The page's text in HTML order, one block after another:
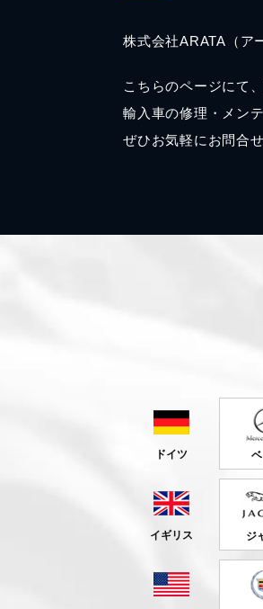
株式会社ARATA（ア
こちらのページにて
輸入車の修理・メン
ぜひお気軽にお問合
ドイツ
イギリス ジ